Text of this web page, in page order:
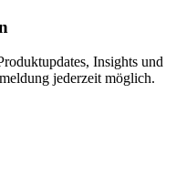
Insights und
jederzeit möglich.